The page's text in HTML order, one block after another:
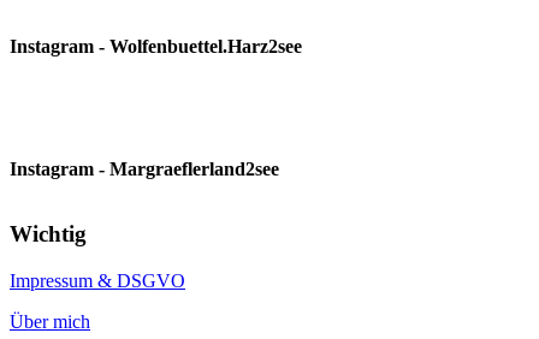
Instagram - Wolfenbuettel.Harz2see
Instagram - Margraeflerland2see
Wichtig
Impressum & DSGVO
Über mich